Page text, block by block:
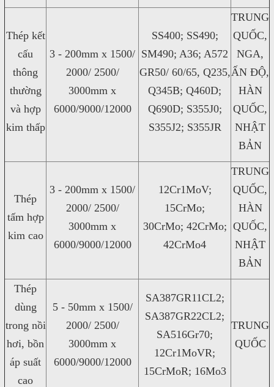
Thép kết
cấu
thông
thường
và hợp
kim thấp
3 - 200mm x 1500/
2000/ 2500/
3000mm x
6000/9000/12000
SS400; SS490;
SM490; A36; A572
GR50/ 60/65, Q235,
Q345B; Q460D;
Q690D; S355J0;
S355J2; S355JR
TRUNG
QUỐC,
NGA,
ẤN ĐỘ,
HÀN
QUỐC,
NHẬT
BẢN
Thép
tấm hợp
kim cao
3 - 200mm x 1500/
2000/ 2500/
3000mm x
6000/9000/12000
12Cr1MoV;
15CrMo;
30CrMo; 42CrMo;
42CrMo4
TRUNG
QUỐC,
HÀN
QUỐC,
NHẬT
BẢN
Thép
dùng
trong nồi
hơi, bồn
áp suất
cao
5 - 50mm x 1500/
2000/ 2500/
3000mm x
6000/9000/12000
SA387GR11CL2;
SA387GR22CL2;
SA516Gr70;
12Cr1MoVR;
15CrMoR; 16Mo3
TRUNG
QUỐC